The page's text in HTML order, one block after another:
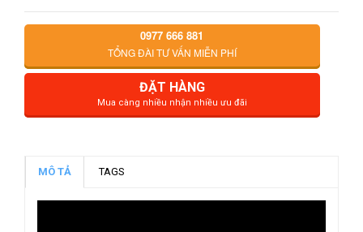
0977 666 881
TỔNG ĐÀI TƯ VẤN MIỄN PHÍ
ĐẶT HÀNG
Mua càng nhiều nhận nhiều ưu đãi
MÔ TẢ TAGS